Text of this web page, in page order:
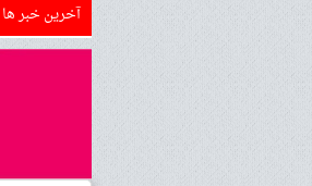
آخرین خبر ها